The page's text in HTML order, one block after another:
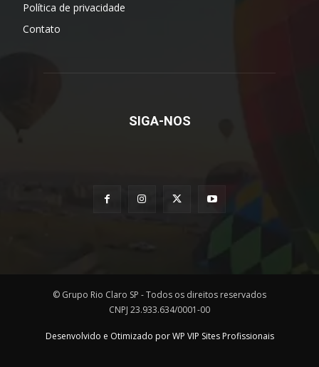
Política de privacidade
Contato
SIGA-NOS
© Grupo Rio Claro SP - Todos os direitos reservados
CNPJ 23.933.634/0001-00
Desenvolvido e Otimizado por WP VIP Sites Profissionais